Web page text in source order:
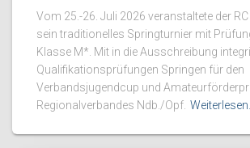
Vom 25.-26. Juli 2026 veranstaltete der RC
sein traditionelles Springturnier mit
Klasse M*. Mit in die Ausschreibung
Qualifikationsprüfungen Springen für den
Verbandsjugendcup und
Regionalverbandes Ndb./Opf.